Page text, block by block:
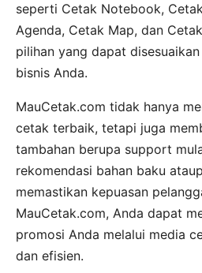
seperti Cetak Notebook,
Agenda, Cetak Map, dan
pilihan yang dapat
bisnis Anda.
MauCetak.com tidak hanya
cetak terbaik, tetapi juga
tambahan berupa support
rekomendasi bahan baku
memastikan kepuasan
MauCetak.com, Anda dapat
promosi Anda melalui media
dan efisien.